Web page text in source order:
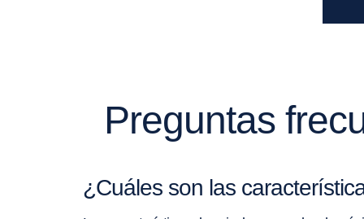
Preguntas
¿Cuáles son las